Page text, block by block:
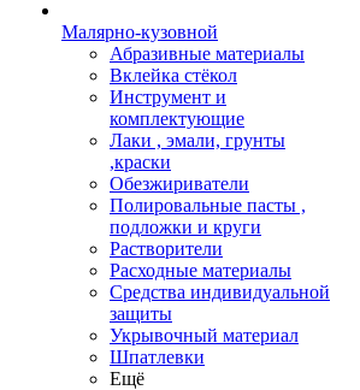
Малярно-кузовной
Абразивные материалы
Вклейка стёкол
Инструмент и
комплектующие
Лаки , эмали, грунты
,краски
Обезжириватели
Полировальные пасты ,
подложки и круги
Растворители
Расходные материалы
Средства индивидуальной
защиты
Укрывочный материал
Шпатлевки
Ещё